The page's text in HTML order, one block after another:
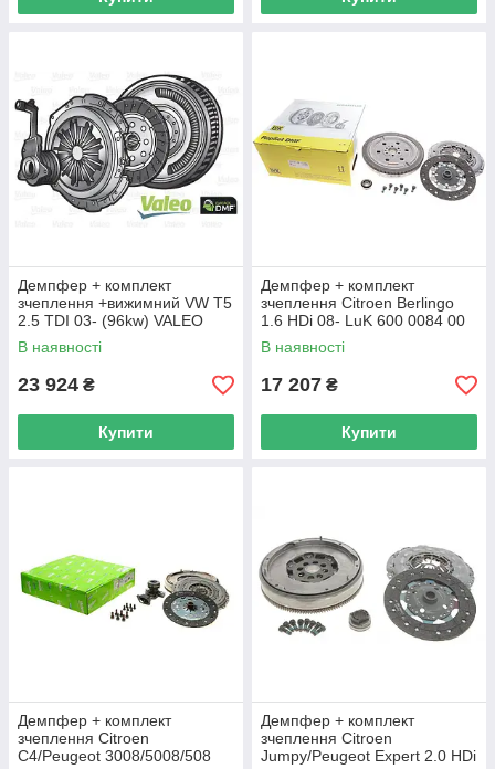
Демпфер + комплект
зчеплення +вижимний VW T5
2.5 TDI 03- (96kw) VALEO
837321 UA62
В наявності
23 924 ₴
Купити
Демпфер + комплект
зчеплення Citroen Berlingo
1.6 HDi 08- LuK 600 0084 00
UA62
В наявності
17 207 ₴
Купити
Демпфер + комплект
зчеплення Citroen
C4/Peugeot 3008/5008/508
Демпфер + комплект
зчеплення Citroen
Jumpy/Peugeot Expert 2.0 HDi